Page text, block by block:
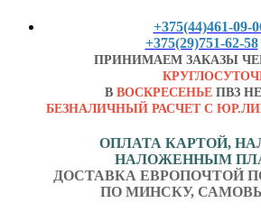
+375(44)461-09-
+375(29)751-62-58
ПРИНИМАЕМ ЗАКАЗЫ
В ВОСКРЕСЕНЬЕ ПВЗ
БЕЗНАЛИЧНЫЙ РАСЧЕТ С
ОПЛАТА КАРТОЙ,
НАЛОЖЕННЫМ
ДОСТАВКА ЕВРОПОЧТОЙ
ПО МИНСКУ,